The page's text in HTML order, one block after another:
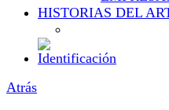
HISTORIAS DEL
Atrás